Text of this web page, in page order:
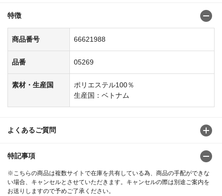
特徴
商品番号 66621988
品番 05269
素材・生産国
ポリエステル100％
生産国：ベトナム
よくあるご質問
特記事項
※こちらの商品は複数サイトで在庫を共有している為、商品の手配ができな
い場合、キャンセルとさせていただきます。キャンセルの際は別途ご案内を
お送りしますので予めご了承ください。